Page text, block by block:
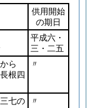
供用開始
の期日
平成六・
三・二五
ら
根四
〃
七の
〃